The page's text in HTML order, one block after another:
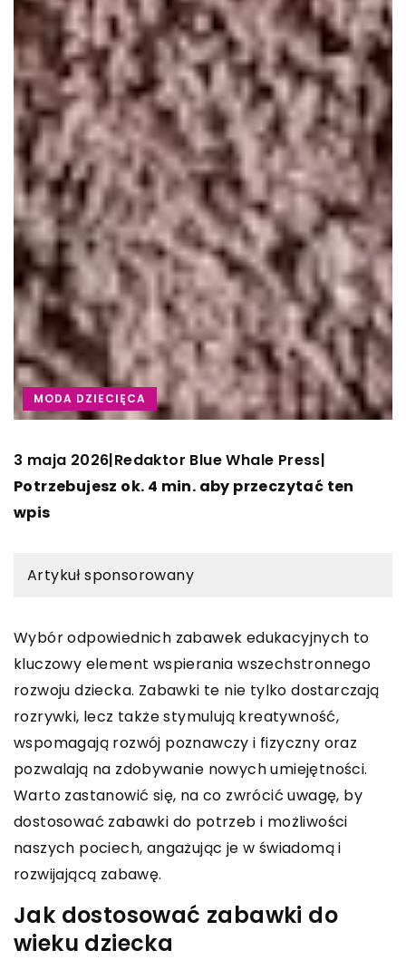
MODA DZIECIĘCA
3 maja 2026|Redaktor Blue Whale Press|
Potrzebujesz ok. 4 min. aby przeczytać ten
wpis
Artykuł sponsorowany
Wybór odpowiednich zabawek edukacyjnych to
kluczowy element wspierania wszechstronnego
rozwoju dziecka. Zabawki te nie tylko dostarczają
rozrywki, lecz także stymulują kreatywność,
wspomagają rozwój poznawczy i fizyczny oraz
pozwalają na zdobywanie nowych umiejętności.
Warto zastanowić się, na co zwrócić uwagę, by
dostosować zabawki do potrzeb i możliwości
naszych pociech, angażując je w świadomą i
rozwijającą zabawę.
Jak dostosować zabawki do
wieku dziecka